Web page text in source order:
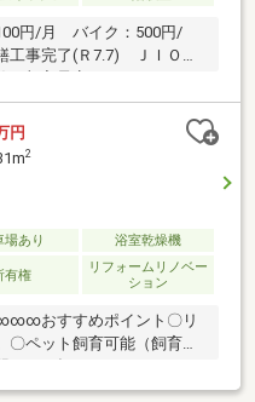
円/月 バイク：500円/
事完了(Ｒ7.7) ＪＩＯ
円
2
場あり 浴室乾燥機
有権
リフォームリノベー
ション
すめポイント〇リ
〇ペット飼育可能（飼育細
彡居心地のいい暮